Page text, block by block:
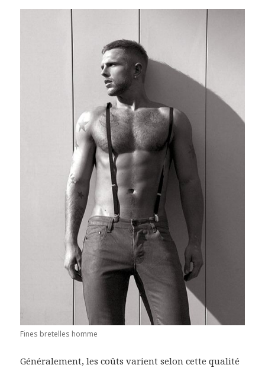
Fines bretelles homme
Généralement, les coûts varient selon cette qualité